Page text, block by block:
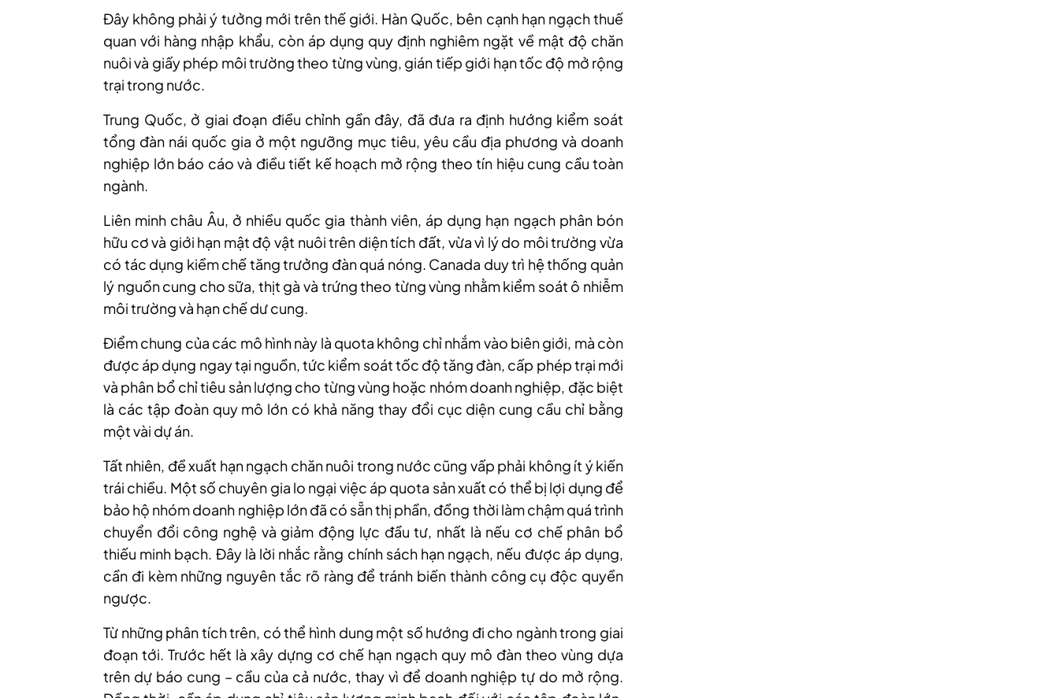
Đây không phải ý tưởng mới trên thế giới. Hàn Quốc, bên cạnh hạn ngạch thuế
quan với hàng nhập khẩu, còn áp dụng quy định nghiêm ngặt về mật độ chăn
nuôi và giấy phép môi trường theo từng vùng, gián tiếp giới hạn tốc độ mở rộng
trại trong nước.
Trung Quốc, ở giai đoạn điều chỉnh gần đây, đã đưa ra định hướng kiểm soát
tổng đàn nái quốc gia ở một ngưỡng mục tiêu, yêu cầu địa phương và doanh
nghiệp lớn báo cáo và điều tiết kế hoạch mở rộng theo tín hiệu cung cầu toàn
ngành.
Liên minh châu Âu, ở nhiều quốc gia thành viên, áp dụng hạn ngạch phân bón
hữu cơ và giới hạn mật độ vật nuôi trên diện tích đất, vừa vì lý do môi trường vừa
có tác dụng kiềm chế tăng trưởng đàn quá nóng. Canada duy trì hệ thống quản
lý nguồn cung cho sữa, thịt gà và trứng theo từng vùng nhằm kiểm soát ô nhiễm
môi trường và hạn chế dư cung.
Điểm chung của các mô hình này là quota không chỉ nhắm vào biên giới, mà còn
được áp dụng ngay tại nguồn, tức kiểm soát tốc độ tăng đàn, cấp phép trại mới
và phân bổ chỉ tiêu sản lượng cho từng vùng hoặc nhóm doanh nghiệp, đặc biệt
là các tập đoàn quy mô lớn có khả năng thay đổi cục diện cung cầu chỉ bằng
một vài dự án.
Tất nhiên, đề xuất hạn ngạch chăn nuôi trong nước cũng vấp phải không ít ý kiến
trái chiều. Một số chuyên gia lo ngại việc áp quota sản xuất có thể bị lợi dụng để
bảo hộ nhóm doanh nghiệp lớn đã có sẵn thị phần, đồng thời làm chậm quá trình
chuyển đổi công nghệ và giảm động lực đầu tư, nhất là nếu cơ chế phân bổ
thiếu minh bạch. Đây là lời nhắc rằng chính sách hạn ngạch, nếu được áp dụng,
cần đi kèm những nguyên tắc rõ ràng để tránh biến thành công cụ độc quyền
ngược.
Từ những phân tích trên, có thể hình dung một số hướng đi cho ngành trong giai
đoạn tới. Trước hết là xây dựng cơ chế hạn ngạch quy mô đàn theo vùng dựa
trên dự báo cung – cầu của cả nước, thay vì để doanh nghiệp tự do mở rộng.